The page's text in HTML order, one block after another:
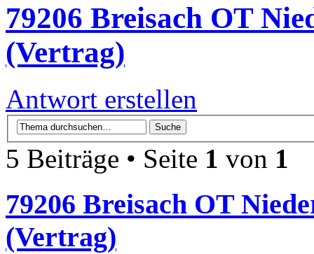
79206 Breisach OT
(Vertrag)
Antwort erstellen
5 Beiträge • Seite 1 von 1
79206 Breisach OT
(Vertrag)